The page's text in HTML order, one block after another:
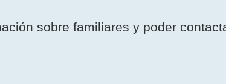
sobre familiares y poder